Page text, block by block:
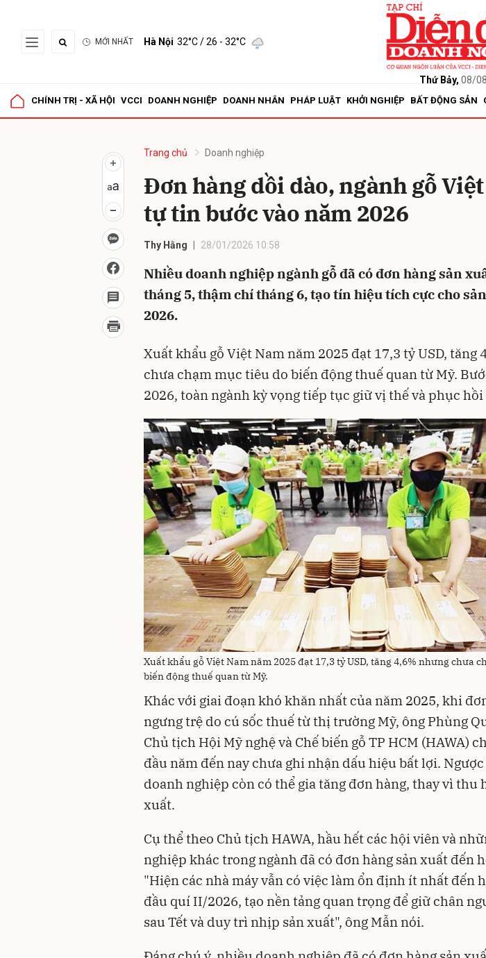
MỚI NHẤT Hà Nội 32°C/ 26 - 32°C
Thứ Bảy, 08/
CHÍNH TRỊ - XÃ HỘI VCCI DOANH NGHIỆP DOANH NHÂN PHÁP LUẬT KHỞI NGHIỆP BẤT ĐỘNG SẢN
Trang chủ Doanh nghiệp
Đơn hàng dồi dào, ngành gỗ
tự tin bước vào năm 2026
Thy Hằng 28/01/2026 10:58
Nhiều doanh nghiệp ngành gỗ đã có đơn hàng sản
tháng 5, thậm chí tháng 6, tạo tín hiệu tích cực cho
2026.
Xuất khẩu gỗ Việt Nam năm 2025 đạt 17,3 tỷ USD, tăng
chưa chạm mục tiêu do biến động thuế quan từ Mỹ.
2026, toàn ngành kỳ vọng tiếp tục giữ vị thế và phục
Xuất khẩu gỗ Việt Nam năm 2025 đạt 17,3 tỷ USD, tăng 4,6% nhưng chưa
biến động thuế quan từ Mỹ.
Khác với giai đoạn khó khăn nhất của năm 2025, khi
ngưng trệ do cú sốc thuế từ thị trường Mỹ, ông Phùng
Chủ tịch Hội Mỹ nghệ và Chế biến gỗ TP HCM (HAWA)
đầu năm đến nay chưa ghi nhận dấu hiệu bất lợi.
doanh nghiệp còn có thể gia tăng đơn hàng, thay vì thu
xuất.
Cụ thể theo Chủ tịch HAWA, hầu hết các hội viên và
nghiệp khác trong ngành đã có đơn hàng sản xuất đến
"Hiện các nhà máy vẫn có việc làm ổn định ít nhất đến
đầu quí II/2026, tạo nền tảng quan trọng để giữ chân
sau Tết và duy trì nhịp sản xuất", ông Mẫn nói.